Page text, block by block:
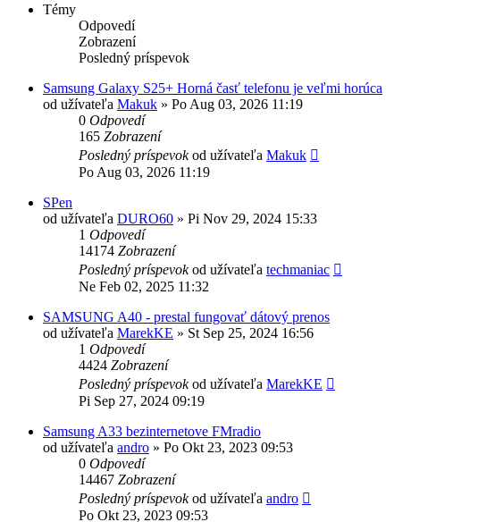
Témy
Odpovedí
Zobrazení
Posledný príspevok
Samsung Galaxy S25+ Horná časť telefonu je veľmi horúca
od užívateľa Makuk » Po Aug 03, 2026 11:19
0 Odpovedí
165 Zobrazení
Posledný príspevokod užívateľa Makuk
Po Aug 03, 2026 11:19
SPen
od užívateľa DURO60 » Pi Nov 29, 2024 15:33
1 Odpovedí
14174 Zobrazení
Posledný príspevokod užívateľa techmaniac
Ne Feb 02, 2025 11:32
SAMSUNG A40 - prestal fungovať dátový prenos
od užívateľa MarekKE » St Sep 25, 2024 16:56
1 Odpovedí
4424 Zobrazení
Posledný príspevokod užívateľa MarekKE
Pi Sep 27, 2024 09:19
Samsung A33 bezinternetove FMradio
od užívateľa andro » Po Okt 23, 2023 09:53
0 Odpovedí
14467 Zobrazení
Posledný príspevokod užívateľa andro
Po Okt 23, 2023 09:53